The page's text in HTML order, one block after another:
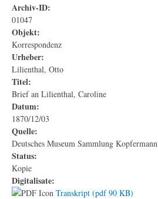
Archiv-ID:
01047
Objekt:
Korrespondenz
Urheber:
Lilienthal, Otto
Titel:
Brief an Lilienthal, Caroline
Datum:
1870/12/03
Quelle:
Deutsches Museum Sammlung Kopfermann
Status:
Kopie
Digitalisate:
Transkript (pdf 90 KB)